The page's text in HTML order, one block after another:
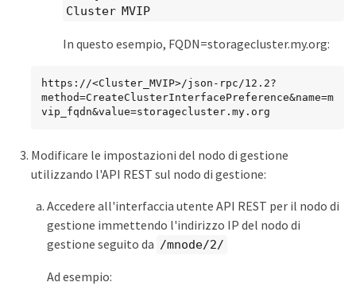
Cluster MVIP
In questo esempio, FQDN=storagecluster.my.org:
https://<Cluster_MVIP>/json-rpc/12.2?
method=CreateClusterInterfacePreference&name=m
vip_fqdn&value=storagecluster.my.org
Modificare le impostazioni del nodo di gestione
utilizzando l'API REST sul nodo di gestione:
Accedere all'interfaccia utente API REST per il nodo di
gestione immettendo l'indirizzo IP del nodo di
gestione seguito da /mnode/2/
Ad esempio: